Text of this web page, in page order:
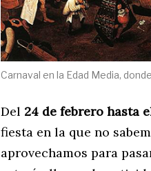
Carnaval en la Edad Media,
Del 24 de febrero hasta
fiesta en la que no
aprovechamos para